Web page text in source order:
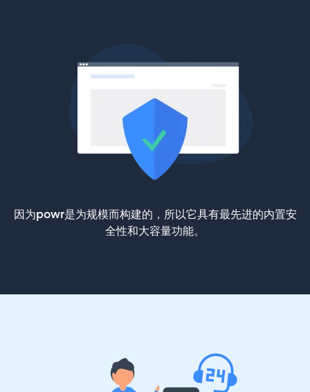
因为powr是为规模而构建的，所以它具有最先进的内置安
全性和大容量功能。